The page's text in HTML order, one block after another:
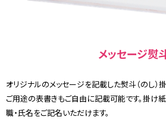
メッセージ熨
オリジナルのメッセージを記載した熨斗（のし）
ご用途の表書きもご自由に記載可能です。掛け
職・氏名をご記名いただけます。